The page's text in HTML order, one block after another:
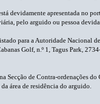
devidamente apresentada no
pelo arguido ou pessoa
para a Autoridade Nacional
Golf, n.º 1, Tagus Park,
Secção de Contra-ordenações
área de residência do arguido.